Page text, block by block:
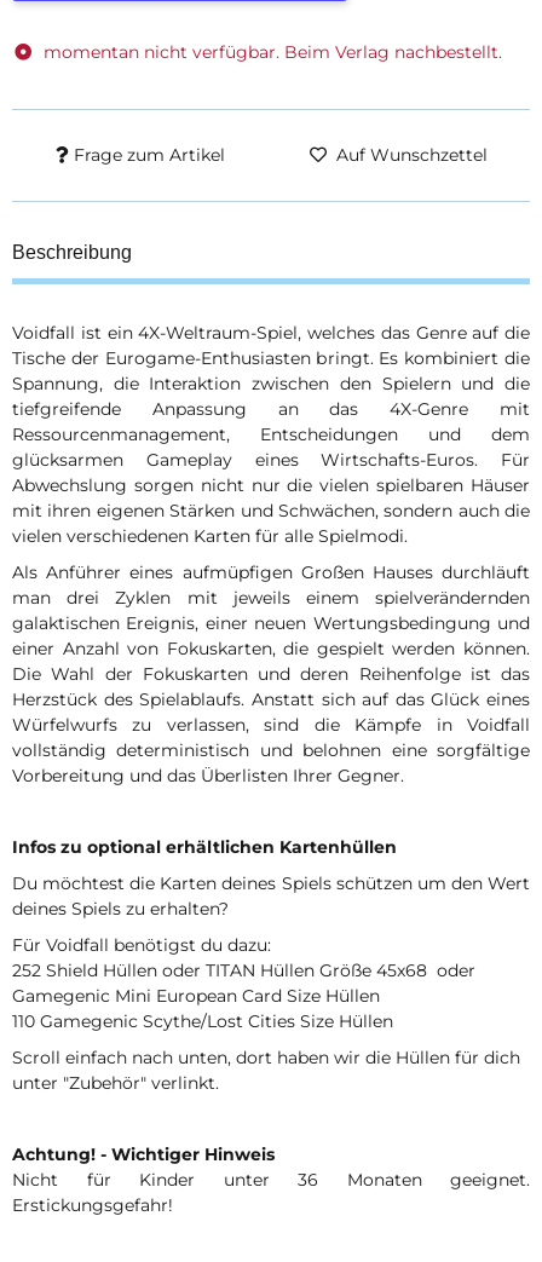
momentan nicht verfügbar. Beim Verlag nachbestellt.
Frage zum Artikel Auf Wunschzettel
Beschreibung
Voidfall ist ein 4X-Weltraum-Spiel, welches das Genre auf die
Tische der Eurogame-Enthusiasten bringt. Es kombiniert die
Spannung, die Interaktion zwischen den Spielern und die
tiefgreifende Anpassung an das 4X-Genre mit
Ressourcenmanagement, Entscheidungen und dem
glücksarmen Gameplay eines Wirtschafts-Euros. Für
Abwechslung sorgen nicht nur die vielen spielbaren Häuser
mit ihren eigenen Stärken und Schwächen, sondern auch die
vielen verschiedenen Karten für alle Spielmodi.
Als Anführer eines aufmüpfigen Großen Hauses durchläuft
man drei Zyklen mit jeweils einem spielverändernden
galaktischen Ereignis, einer neuen Wertungsbedingung und
einer Anzahl von Fokuskarten, die gespielt werden können.
Die Wahl der Fokuskarten und deren Reihenfolge ist das
Herzstück des Spielablaufs. Anstatt sich auf das Glück eines
Würfelwurfs zu verlassen, sind die Kämpfe in Voidfall
vollständig deterministisch und belohnen eine sorgfältige
Vorbereitung und das Überlisten Ihrer Gegner.
Infos zu optional erhältlichen Kartenhüllen
Du möchtest die Karten deines Spiels schützen um den Wert
deines Spiels zu erhalten?
Für Voidfall benötigst du dazu:
252 Shield Hüllen oder TITAN Hüllen Größe 45x68 oder
Gamegenic Mini European Card Size Hüllen
110 Gamegenic Scythe/Lost Cities Size Hüllen
Scroll einfach nach unten, dort haben wir die Hüllen für dich
unter "Zubehör" verlinkt.
Achtung! - Wichtiger Hinweis
Nicht für Kinder unter 36 Monaten geeignet.
Erstickungsgefahr!